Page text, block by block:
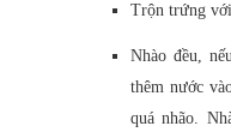
Trộn trứng
Nhào đều,
thêm nước
quá nhão.